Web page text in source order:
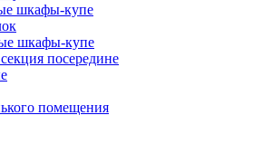
шкафы-купе
шкафы-купе
посередине
помещения